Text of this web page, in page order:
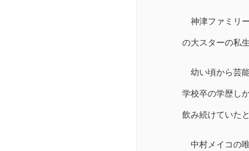
神津ファミリ
の大スターの私
幼い頃から芸
学校卒の学歴し
飲み続けていた
中村メイコの